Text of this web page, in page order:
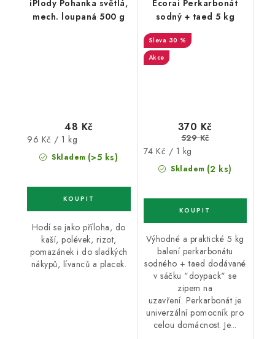
iPlody Pohanka světlá,
mech. loupaná 500 g
Skladem (>5 ks)
48 Kč
Měrná
cena:
96 Kč / 1 kg
Hodí se jako příloha, do
kaší, polévek, rizot,
pomazánek i do sladkých
nákypů, lívanců a placek.
Ecorai Perkarbonát
sodný + taed 5 kg
30 %
Akce
Skladem (2 ks)
370 Kč
529 Kč
Měrná
cena:
74 Kč / 1 kg
Výhodné a praktické 5 kg
balení perkarbonátu
sodného + taed dodávané
v sáčku "doypack" se
zipem na
uzavření. Perkarbonát je
univerzální pomocník pro
celou domácnost. Je...